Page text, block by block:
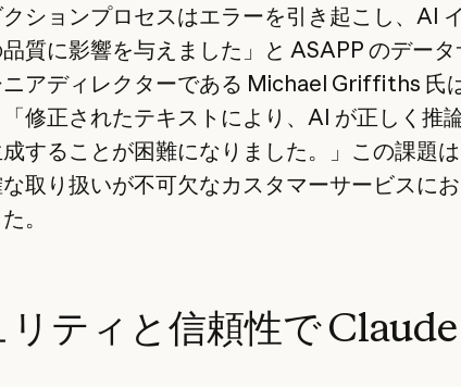
クションプロセスはエラーを引き起こし、AI
質に影響を与えました」と ASAPP のデータ
アディレクターである Michael Griffiths 氏
修正されたテキストにより、AI が正しく推
することが困難になりました。」この課題
取り扱いが不可欠なカスタマーサービスに
。
リティと信頼性で Claude